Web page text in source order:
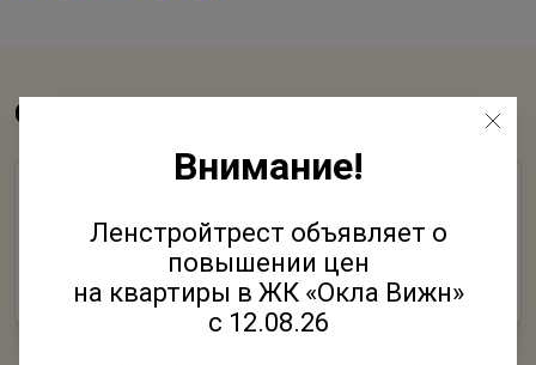
Смотрите также
малоэтажного финского городка Юттери от
Ленстройтреста
30 Марта 2016
Внимание!
Ленстройтрест объявляет о
повышении цен
на квартиры в ЖК «Окла Вижн»
с 12.08.26